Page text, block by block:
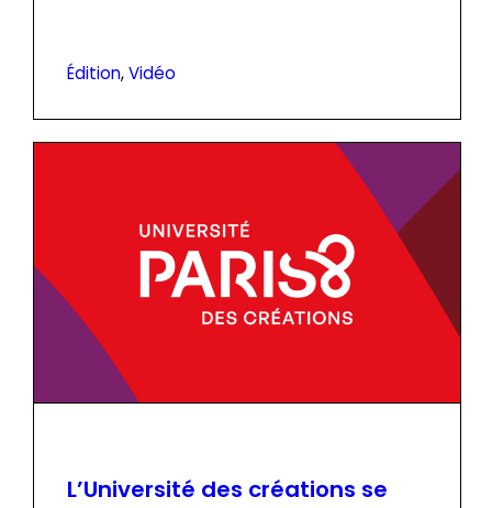
Édition, Vidéo
L’Université des créations se